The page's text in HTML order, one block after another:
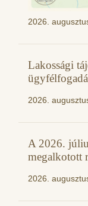
2026.
Lakossági
2026.
A 2026.
megalkotott
2026.